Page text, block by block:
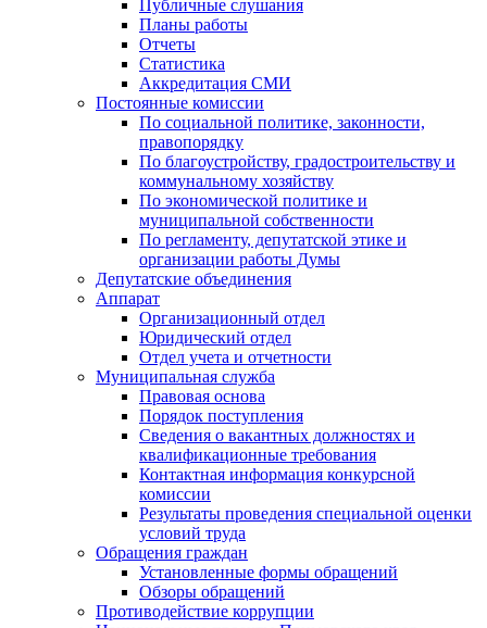
Публичные слушания
Планы работы
Отчеты
Статистика
Аккредитация СМИ
Постоянные комиссии
По социальной политике, законности,
правопорядку
По благоустройству, градостроительству и
коммунальному хозяйству
По экономической политике и
муниципальной собственности
По регламенту, депутатской этике и
организации работы Думы
Депутатские объединения
Аппарат
Организационный отдел
Юридический отдел
Отдел учета и отчетности
Муниципальная служба
Правовая основа
Порядок поступления
Сведения о вакантных должностях и
квалификационные требования
Контактная информация конкурсной
комиссии
Результаты проведения специальной оценки
условий труда
Обращения граждан
Установленные формы обращений
Обзоры обращений
Противодействие коррупции